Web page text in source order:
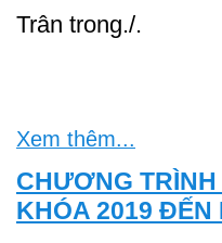
Trân trong./.
Xem thêm...
CHƯƠNG
KHÓA 2019 ĐẾN